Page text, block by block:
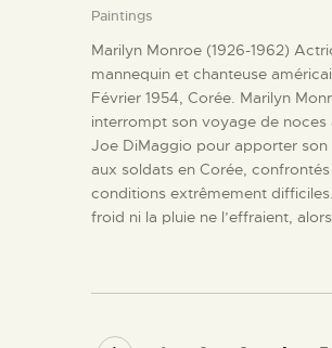
Paintings
Marilyn Monroe (1926-1962)
mannequin et chanteuse
Février 1954, Corée. Marilyn
interrompt son voyage de noces
Joe DiMaggio pour apporter son
aux soldats en Corée,
conditions extrêmement
froid ni la pluie ne l’effraient,